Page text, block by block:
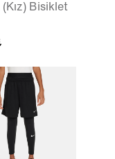
Bisiklet